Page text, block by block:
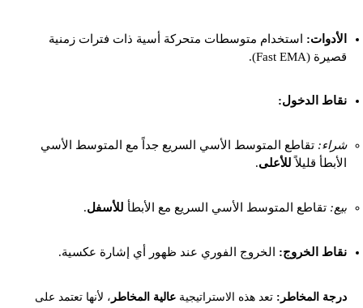
الأدوات: استخدام متوسطات متحركة أسية ذات فترات زمنية
قصيرة (Fast EMA).
نقاط الدخول:
شراء: تقاطع المتوسط الأسي السريع جداً مع المتوسط الأسي
الأبطأ قليلاً للأعلى.
بيع: تقاطع المتوسط الأسي السريع مع الأبطأ للأسفل.
نقاط الخروج: الخروج الفوري عند ظهور أي إشارة عكسية.
درجة المخاطر: تعد هذه الاستراتيجية عالية المخاطر ، لأنها تعتمد على